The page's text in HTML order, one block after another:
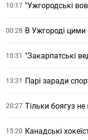
10:17 "Ужгородські
00:28 В Ужгороді цими
10:31 "Закарпатські
13:31 Парі заради
20:27 Тільки боягуз
15:20 Канадські